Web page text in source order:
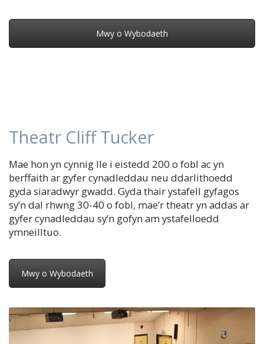
Mwy o Wybodaeth
Theatr Cliff Tucker
Mae hon yn cynnig lle i eistedd 200 o fobl ac yn
berffaith ar gyfer cynadleddau neu ddarlithoedd
gyda siaradwyr gwadd. Gyda thair ystafell gyfagos
sy’n dal rhwng 30-40 o fobl, mae’r theatr yn addas ar
gyfer cynadleddau sy’n gofyn am ystafelloedd
ymneilltuo.
Mwy o Wybodaeth